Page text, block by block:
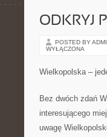
ODKRYJ
POSTED BY
WYŁĄCZONA
Wielkopolska –
Bez dwóch zdań
interesującego
uwagę